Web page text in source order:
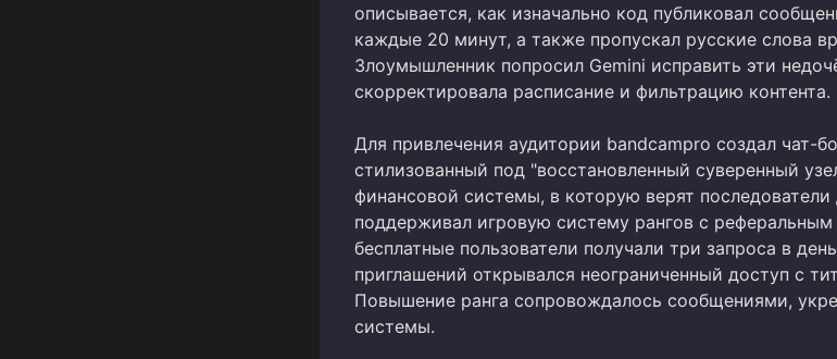
описывается, как изначально код публиковал
каждые 20 минут, а также пропускал русские слова
Злоумышленник попросил Gemini исправить эти
скорректировала расписание и фильтрацию контента.
Для привлечения аудитории bandcampro создал чат-
стилизованный под "восстановленный суверенный
финансовой системы, в которую верят
поддерживал игровую систему рангов с
бесплатные пользователи получали три запроса в
приглашений открывался неограниченный доступ с
Повышение ранга сопровождалось сообщениями,
системы.